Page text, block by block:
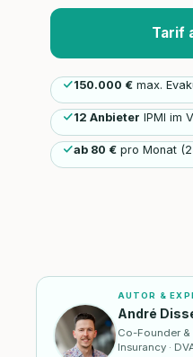
Tarif
150.000 € max.
12 Anbieter IPMI im
ab 80 € pro Monat
AUTOR &
André
Co-Founder &
Insurancy ·